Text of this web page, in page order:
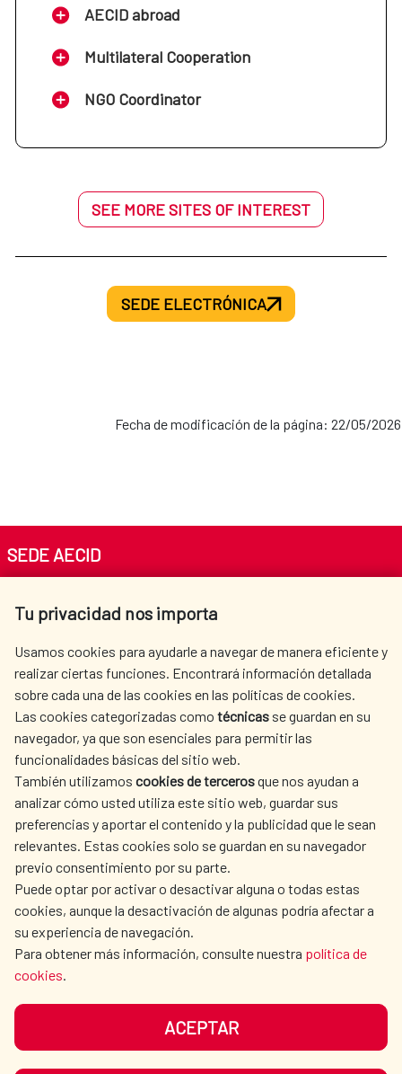
AECID abroad
Multilateral Cooperation
NGO Coordinator
SEE MORE SITES OF INTEREST
SEDE ELECTRÓNICA
Fecha de modificación de la página: 22/05/2026
Tu privacidad nos importa
Usamos cookies para ayudarle a navegar de manera eficiente y
realizar ciertas funciones. Encontrará información detallada
sobre cada una de las cookies en las políticas de cookies.
Las cookies categorizadas como técnicas se guardan en su
navegador, ya que son esenciales para permitir las
funcionalidades básicas del sitio web.
También utilizamos cookies de tercerosque nos ayudan a
analizar cómo usted utiliza este sitio web, guardar sus
preferencias y aportar el contenido y la publicidad que le sean
relevantes. Estas cookies solo se guardan en su navegador
previo consentimiento por su parte.
Puede optar por activar o desactivar alguna o todas estas
cookies, aunque la desactivación de algunas podría afectar a
su experiencia de navegación.
Para obtener más información, consulte nuestra política de
cookies.
ACEPTAR
SEDE AECID
Tel. +34 900 20 30 54​​​​​​​
AECID
WHERE DO WE COOPERATE?
SPANISH HUMANITARIAN
ACTION
PRESS ROOM
CULTURE AND SCIENCE LIBRARY
OUR SOCIAL MEDIA
DATA PROTECTION